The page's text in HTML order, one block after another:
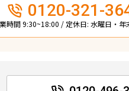
0120-321-
時間 9:30~18:00 / 定休日: 水曜日・年